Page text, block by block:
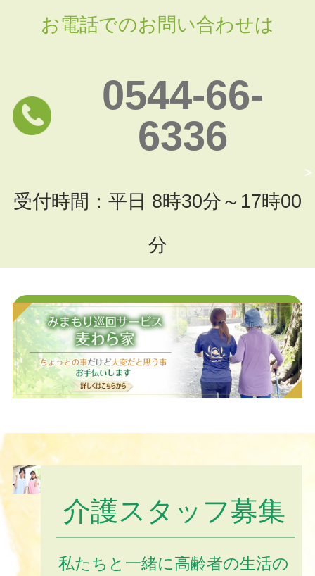
お電話でのお問い合わせは
0544-66-
6336
受付時間：平日 8時30分～17時00
分
お問い合わせフォームはこちら
介護スタッフ募集
私たちと一緒に高齢者の生活の